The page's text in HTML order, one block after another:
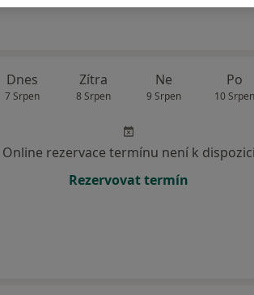
Dnes
7 Srpen
Zítra
8 Srpen
Ne
9 Srpen
Po
10 Srpen
Online rezervace termínu není k dispozici
Rezervovat termín